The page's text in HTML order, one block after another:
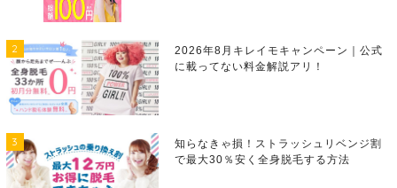
2
2026年8月キレイモキャンペーン｜公式
に載ってない料金解説アリ！
3
知らなきゃ損！ストラッシュリベンジ割
で最大30％安く全身脱毛する方法